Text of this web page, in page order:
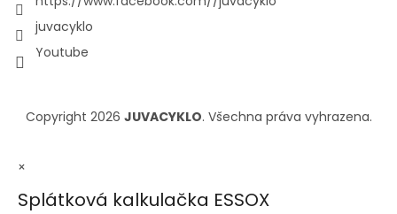
juvacyklo
Youtube
Copyright 2026 JUVACYKLO. Všechna práva vyhrazena.
×
Splátková kalkulačka ESSOX